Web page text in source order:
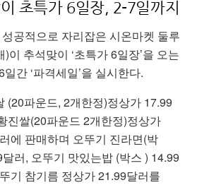
초특가 6일장, 2-7일까지
공적으로 자리잡은 시온마켓 둘루
이 추석맞이 ‘초특가 6일장’을 오는
간 ‘파격세일’을 실시한다.
(20파운드, 2개한정)정상가 17.99
진쌀(20파운드 2개한정)정상가
에 판매하며 오뚜기 진라면(박
러, 오뚜기 맛있는밥 (박스 ) 14.99
기 참기름 정상가 21.99달러를